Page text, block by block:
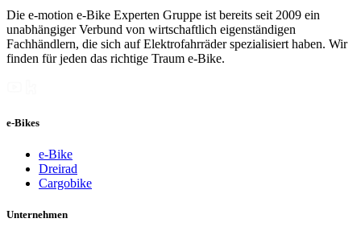
Die e-motion e-Bike Experten Gruppe ist bereits seit 2009 ein
unabhängiger Verbund von wirtschaftlich eigenständigen
Fachhändlern, die sich auf Elektrofahrräder spezialisiert haben. Wir
finden für jeden das richtige Traum e-Bike.
e-Bikes
e-Bike
Dreirad
Cargobike
Unternehmen